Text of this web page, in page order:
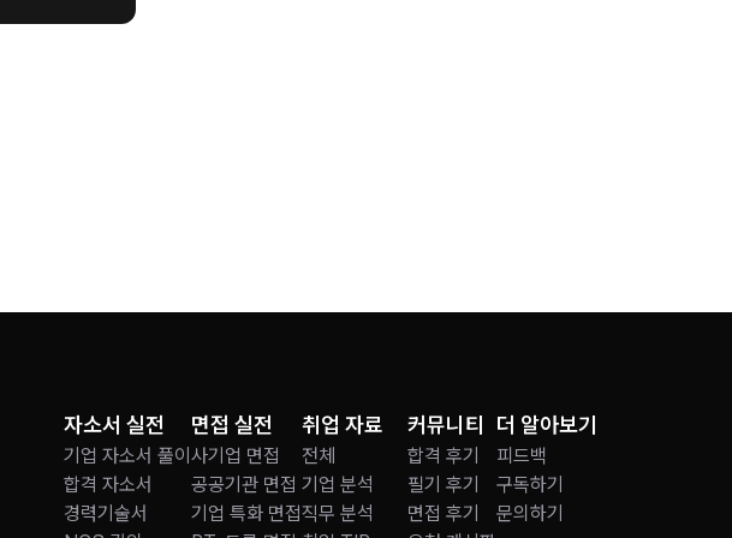
자소서 실전
기업 자소서 풀이
합격 자소서
경력기술서
면접 실전
사기업 면접
공공기관 면접
기업 특화 면접
취업 자료
전체
기업 분석
직무 분석
커뮤니티
합격 후기
필기 후기
면접 후기
더 알아보기
피드백
구독하기
문의하기